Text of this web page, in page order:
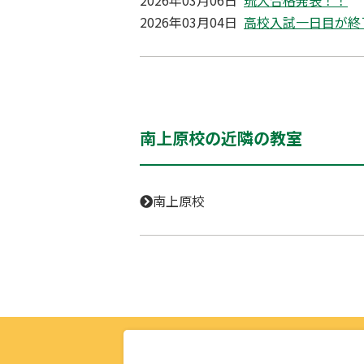
2026年03月04日 高校入試一日目が
南上原校の近隣の教室
南上原校